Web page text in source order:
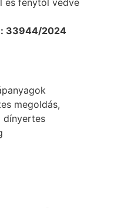
33944/2024
megoldás,
dínyertes